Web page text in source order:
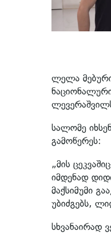
ლელა
სალომე
გამოწერეს:
„მის
იმდენად
მაქსიმუმი
უბიძგებს,
სხვანაირად